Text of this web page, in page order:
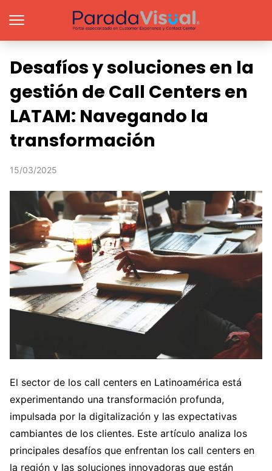
Desafíos y soluciones en la
gestión de Call Centers en
LATAM: Navegando la
transformación
15/03/2025
El sector de los call centers en Latinoamérica está
experimentando una transformación profunda,
impulsada por la digitalización y las expectativas
cambiantes de los clientes. Este artículo analiza los
principales desafíos que enfrentan los call centers en
la región y las soluciones innovadoras que están